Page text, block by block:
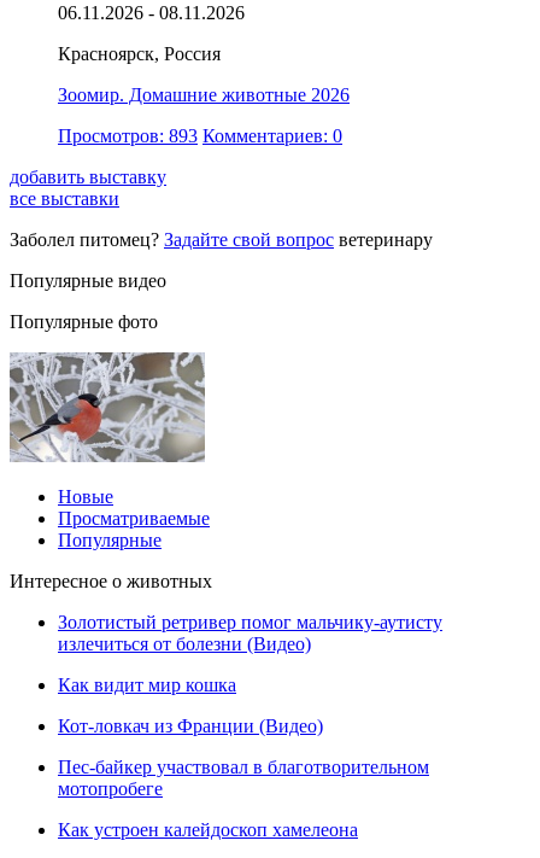
06.11.2026 - 08.11.2026
Красноярск, Россия
Зоомир. Домашние животные 2026
Просмотров: 893 Комментариев: 0
добавить выставку
все выставки
Заболел питомец? Задайте свой вопрос ветеринару
Популярные видео
Популярные фото
Новые
Просматриваемые
Популярные
Интересное о животных
Золотистый ретривер помог мальчику-аутисту
излечиться от болезни (Видео)
Как видит мир кошка
Кот-ловкач из Франции (Видео)
Пес-байкер участвовал в благотворительном
мотопробеге
Как устроен калейдоскоп хамелеона